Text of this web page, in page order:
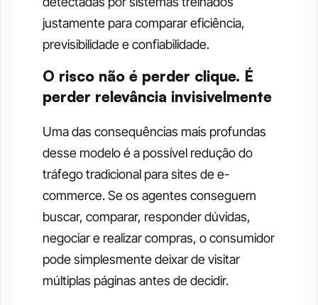
justamente para comparar eficiência,
previsibilidade e confiabilidade.
O risco não é perder clique. É
perder relevância invisivelmente
Uma das consequências mais profundas
desse modelo é a possível redução do
tráfego tradicional para sites de e-
commerce. Se os agentes conseguem
buscar, comparar, responder dúvidas,
negociar e realizar compras, o consumidor
pode simplesmente deixar de visitar
múltiplas páginas antes de decidir.